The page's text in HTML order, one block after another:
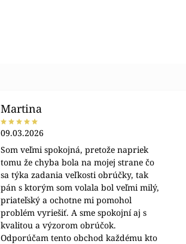
Martina
09.03.2026
Som veľmi spokojná, pretože napriek
tomu že chyba bola na mojej strane čo
sa týka zadania veľkosti obrúčky, tak
pán s ktorým som volala bol veľmi milý,
priateľský a ochotne mi pomohol
problém vyriešiť. A sme spokojní aj s
kvalitou a výzorom obrúčok.
Odporúčam tento obchod každému kto